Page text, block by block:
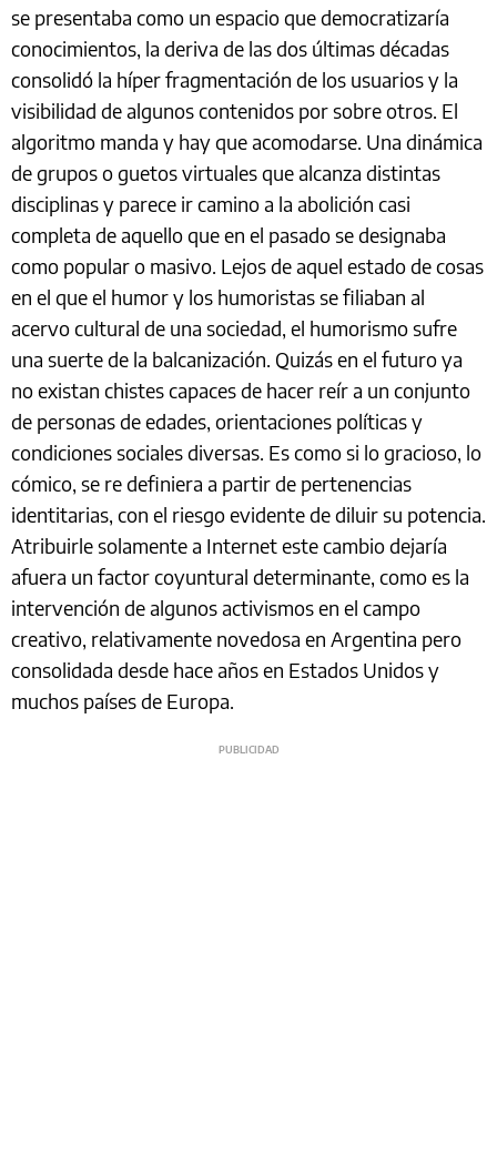
se presentaba como un espacio que democratizaría
conocimientos, la deriva de las dos últimas décadas
consolidó la híper fragmentación de los usuarios y la
visibilidad de algunos contenidos por sobre otros. El
algoritmo manda y hay que acomodarse. Una dinámica
de grupos o guetos virtuales que alcanza distintas
disciplinas y parece ir camino a la abolición casi
completa de aquello que en el pasado se designaba
como popular o masivo. Lejos de aquel estado de cosas
en el que el humor y los humoristas se filiaban al
acervo cultural de una sociedad, el humorismo sufre
una suerte de la balcanización. Quizás en el futuro ya
no existan chistes capaces de hacer reír a un conjunto
de personas de edades, orientaciones políticas y
condiciones sociales diversas. Es como si lo gracioso, lo
cómico, se re definiera a partir de pertenencias
identitarias, con el riesgo evidente de diluir su potencia.
Atribuirle solamente a Internet este cambio dejaría
afuera un factor coyuntural determinante, como es la
intervención de algunos activismos en el campo
creativo, relativamente novedosa en Argentina pero
consolidada desde hace años en Estados Unidos y
muchos países de Europa.